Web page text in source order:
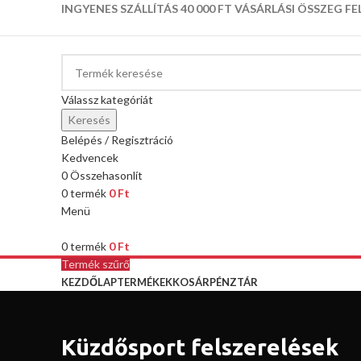
INGYENES SZÁLLÍTÁS 40 000 FT VÁSÁRLÁSI ÖSSZEG
Válassz kategóriát
Keresés
Belépés / Regisztráció
Kedvencek
0Összehasonlít
0termék 0Ft
Menü
0termék 0Ft
Termék szűrő
KEZDŐLAPTERMÉKEKKOSÁRPÉNZTÁR
Küzdősport felszerelések